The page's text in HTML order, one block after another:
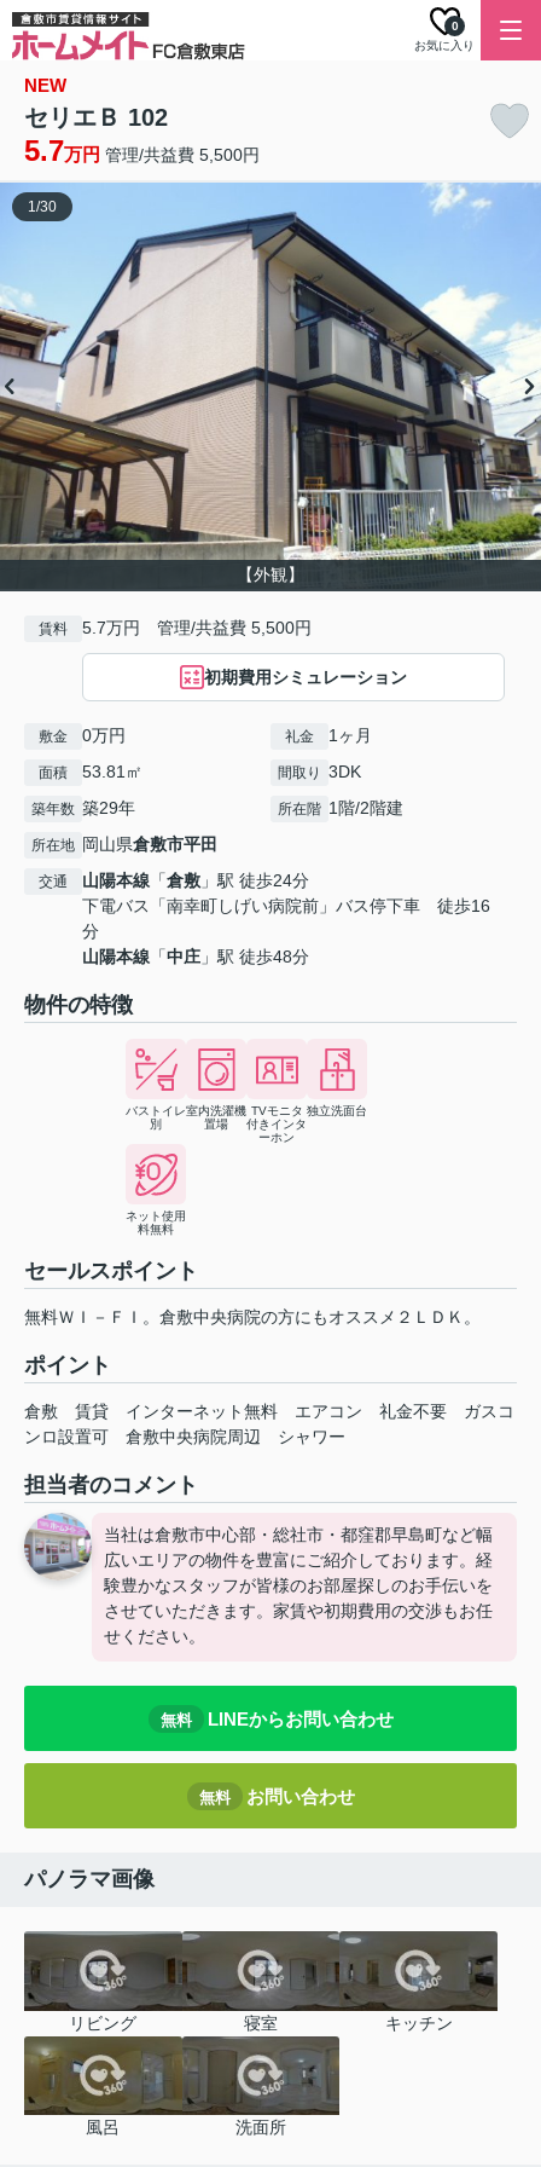
お気に入り
0
NEW
セリエＢ 102
5.7万円 管理/共益費 5,500円
【外観】
1/30
賃料 5.7万円 管理/共益費 5,500円
初期費用シミュレーション
敷金 0万円 礼金 1ヶ月
面積 53.81㎡ 間取り 3DK
築年数 築29年 所在階 1階/2階建
所在地 岡山県倉敷市平田
交通 山陽本線 「倉敷 」駅 徒歩24分
下電バス「南幸町しげい病院前」バス停下車 徒歩16
分
山陽本線 「中庄 」駅 徒歩48分
物件の特徴
バストイレ
別
室内洗濯機
置場
TVモニタ
付きインタ
ーホン
独立洗面台
ネット使用
料無料
セールスポイント
無料ＷＩ－ＦＩ。倉敷中央病院の方にもオススメ２ＬＤＫ。
ポイント
倉敷 賃貸 インターネット無料 エアコン 礼金不要
ガスコ
ンロ設置可
倉敷中央病院周辺 シャワー
担当者のコメント
当社は倉敷市中心部・総社市・都窪郡早島町など幅
広いエリアの物件を豊富にご紹介しております。経
験豊かなスタッフが皆様のお部屋探しのお手伝いを
させていただきます。家賃や初期費用の交渉もお任
せください。
無料 LINEからお問い合わせ
無料 お問い合わせ
パノラマ画像
リビング 寝室 キッチン
風呂 洗面所